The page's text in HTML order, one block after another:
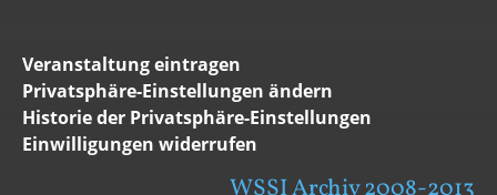
Veranstaltung eintragen
Privatsphäre-Einstellungen ändern
Historie der Privatsphäre-Einstellungen
Einwilligungen widerrufen